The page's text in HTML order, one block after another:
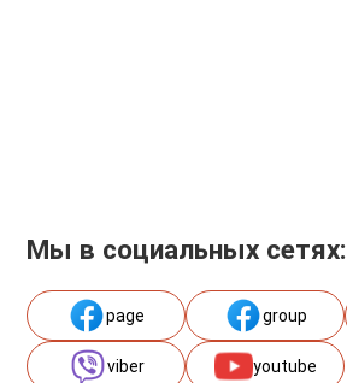
Мы в социальных сетях:
page group
viber youtube